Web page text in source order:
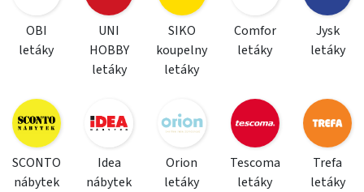
OBI
letáky
UNI
HOBBY
letáky
SIKO
koupelny
letáky
Comfor
letáky
Jysk
letáky
SCONTO
nábytek
Idea
nábytek
Orion
letáky
Tescoma
letáky
Trefa
letáky